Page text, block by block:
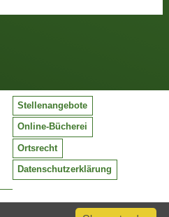
Stellenangebote
Online-Bücherei
Ortsrecht
Datenschutzerklärung